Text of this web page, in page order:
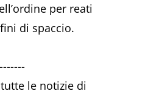
per reati
di spaccio.
le notizie di